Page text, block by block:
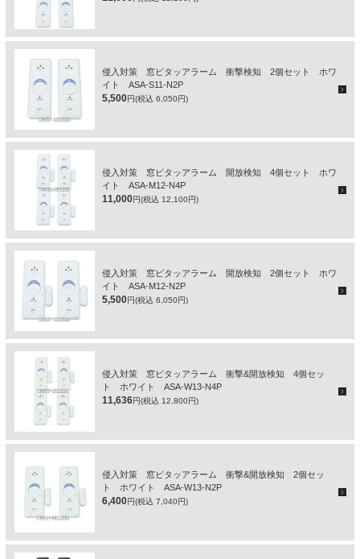
侵入対策 窓ピタッアラーム 衝撃検知 2個セット ホワ
イト ASA-S11-N2P
5,500円(税込 6,050円)
侵入対策 窓ピタッアラーム 開放検知 4個セット ホワ
イト ASA-M12-N4P
11,000円(税込 12,100円)
侵入対策 窓ピタッアラーム 開放検知 2個セット ホワ
イト ASA-M12-N2P
5,500円(税込 6,050円)
侵入対策 窓ピタッアラーム 衝撃&開放検知 4個セッ
ト ホワイト ASA-W13-N4P
11,636円(税込 12,800円)
侵入対策 窓ピタッアラーム 衝撃&開放検知 2個セッ
ト ホワイト ASA-W13-N2P
6,400円(税込 7,040円)